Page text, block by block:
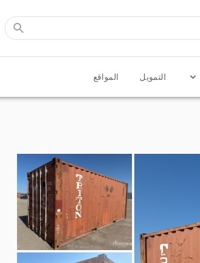
التمويل المواقع